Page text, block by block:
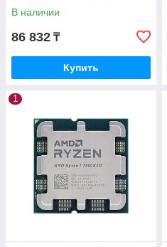
В наличии
86 832 ₸
Купить
1